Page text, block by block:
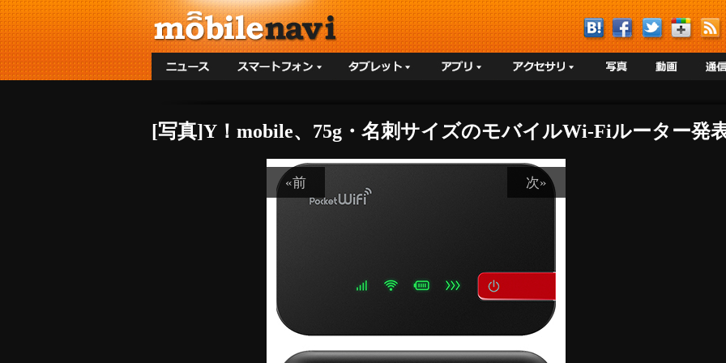
[写真]Y！mobile、75g・名刺サイズのモバイルWi-Fiルーター発
«前 次»